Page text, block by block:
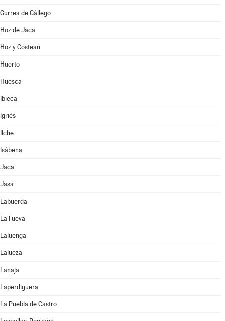
Gurrea de Gállego
Hoz de Jaca
Hoz y Costean
Huerto
Huesca
Ibieca
Igriés
Ilche
Isábena
Jaca
Jasa
Labuerda
La Fueva
Laluenga
Lalueza
Lanaja
Laperdiguera
La Puebla de Castro